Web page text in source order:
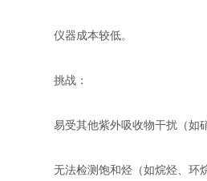
仪器成本较低。
挑战：
易受其他紫外吸收物干扰（如
无法检测饱和烃（如烷烃、环